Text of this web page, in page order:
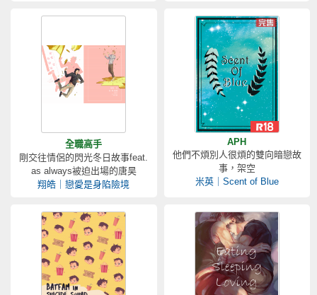
全職高手
剛交往情侶的閃光冬日故事feat.
as always被迫出場的唐昊
翔皓｜戀愛是身陷險境
APH
他們不煩別人很煩的雙向暗戀故
事，架空
米英｜Scent of Blue